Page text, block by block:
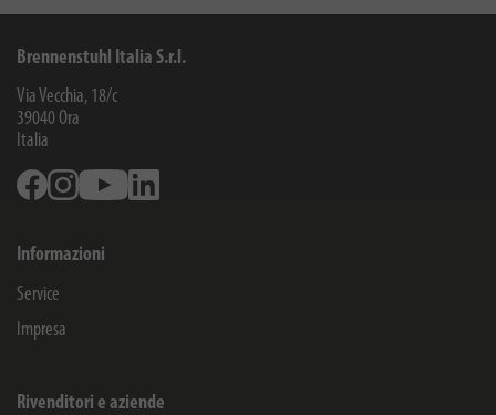
Brennenstuhl Italia S.r.l.
Via Vecchia, 18/c
39040Ora
Italia
FacebookInstagramYoutube
Informazioni
Service
Impresa
Rivenditori e aziende